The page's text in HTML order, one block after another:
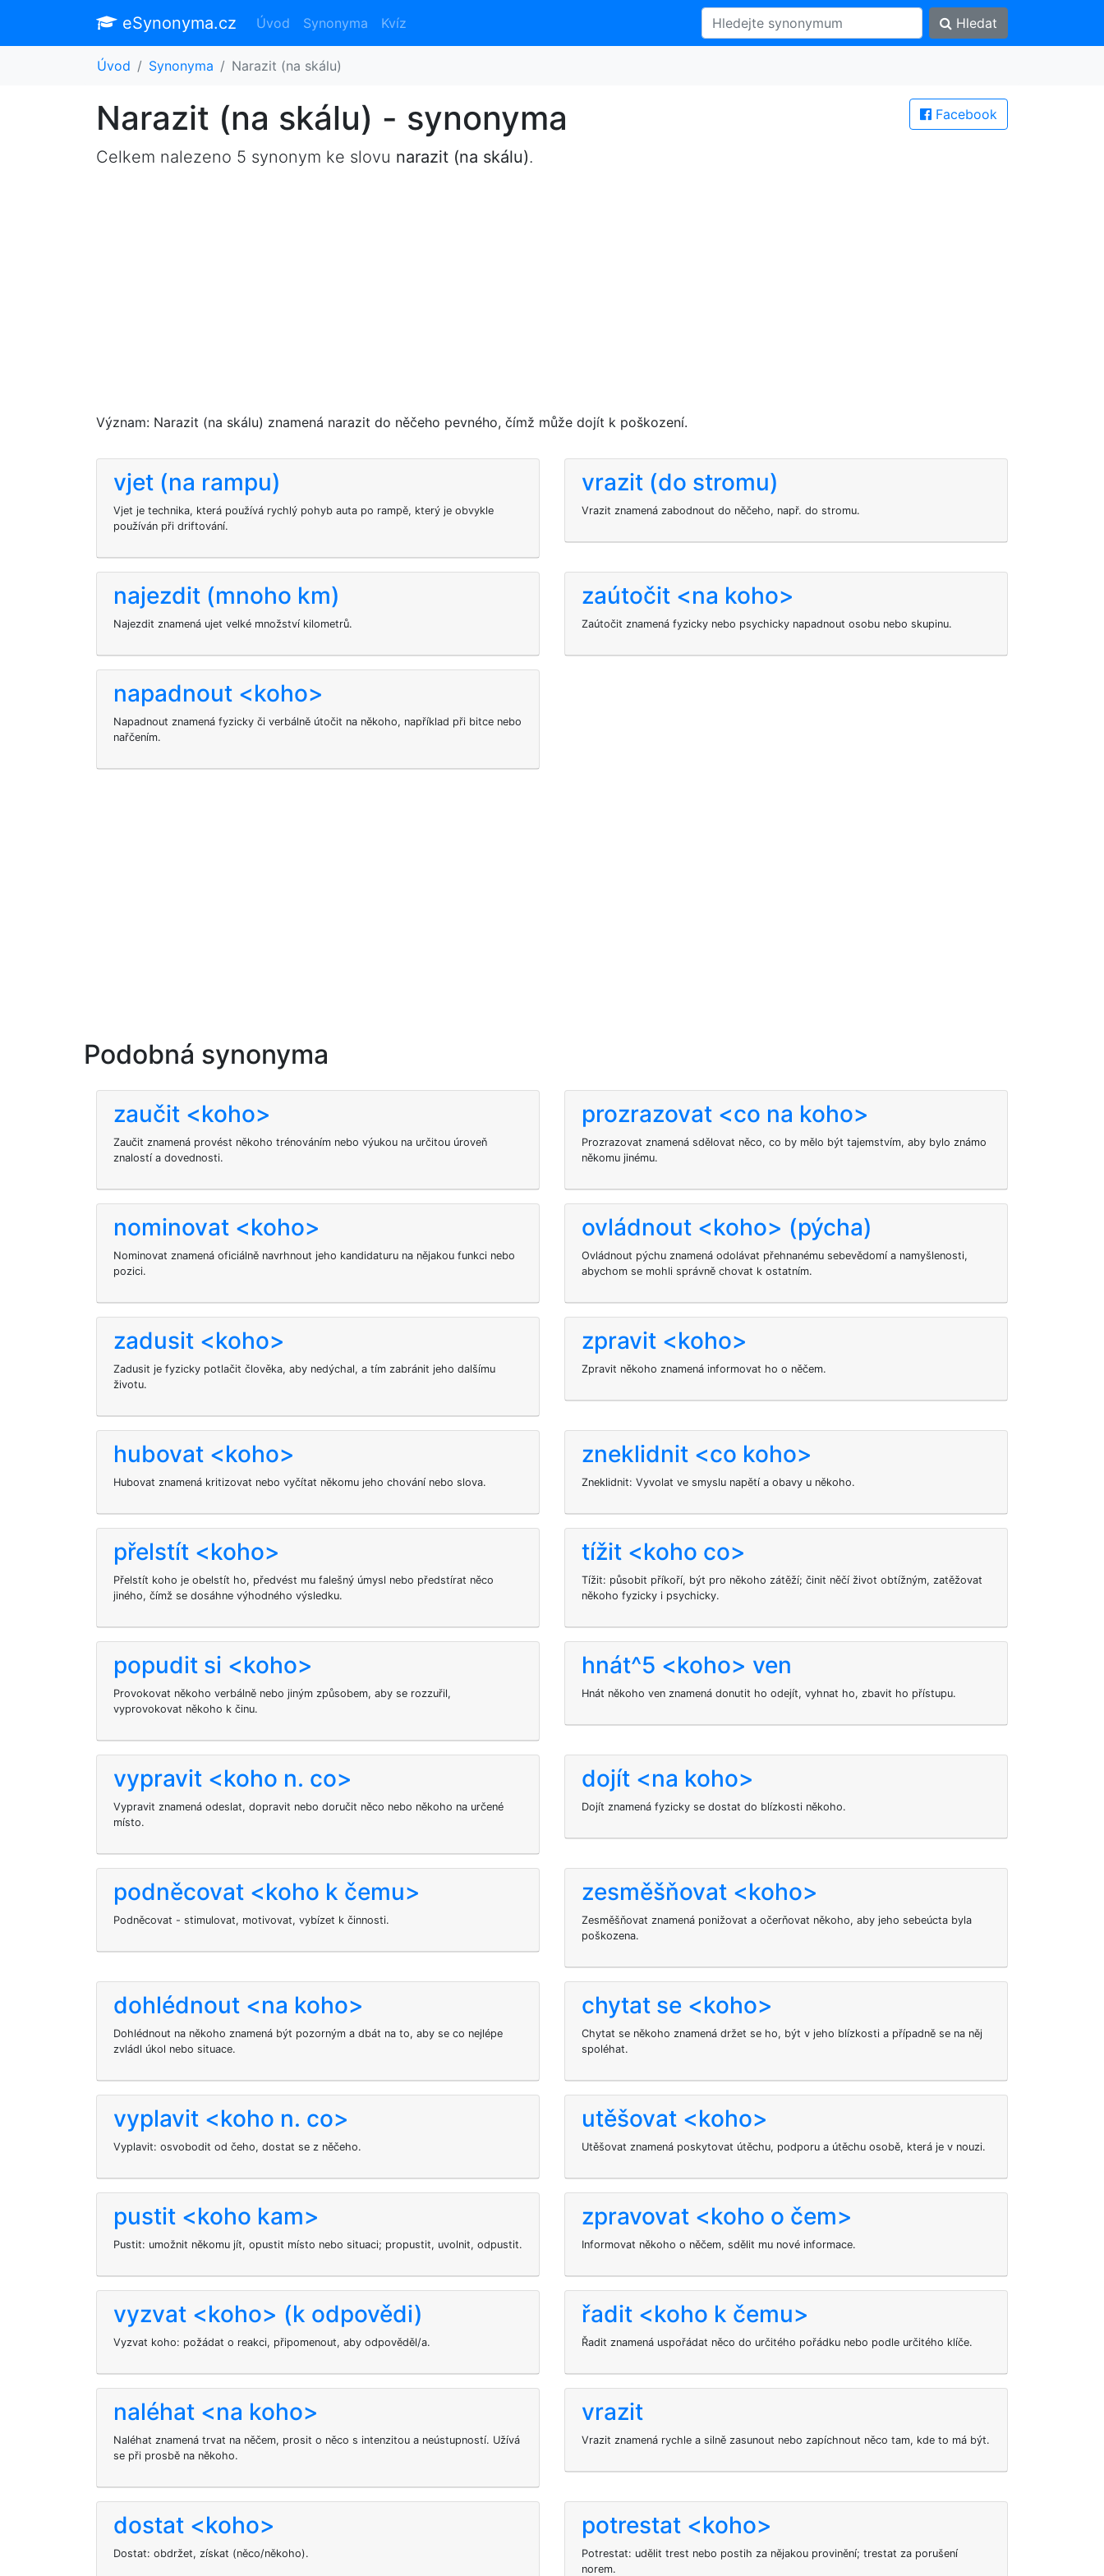
eSynonyma.cz Úvod Synonyma Kvíz Hledat
Úvod Synonyma Narazit (na skálu)
Facebook
Narazit (na skálu) - synonyma
Celkem nalezeno 5 synonym ke slovu narazit (na skálu).
Význam: Narazit (na skálu) znamená narazit do něčeho pevného, čímž může dojít k poškození.
vjet (na rampu)
Vjet je technika, která používá rychlý pohyb auta po rampě, který je obvykle
používán při driftování.
vrazit (do stromu)
Vrazit znamená zabodnout do něčeho, např. do stromu.
najezdit (mnoho km)
Najezdit znamená ujet velké množství kilometrů.
zaútočit <na koho>
Zaútočit znamená fyzicky nebo psychicky napadnout osobu nebo skupinu.
napadnout <koho>
Napadnout znamená fyzicky či verbálně útočit na někoho, například při bitce nebo
nařčením.
Podobná synonyma
zaučit <koho>
Zaučit znamená provést někoho trénováním nebo výukou na určitou úroveň
znalostí a dovednosti.
prozrazovat <co na koho>
Prozrazovat znamená sdělovat něco, co by mělo být tajemstvím, aby bylo známo
někomu jinému.
nominovat <koho>
Nominovat znamená oficiálně navrhnout jeho kandidaturu na nějakou funkci nebo
pozici.
ovládnout <koho> (pýcha)
Ovládnout pýchu znamená odolávat přehnanému sebevědomí a namyšlenosti,
abychom se mohli správně chovat k ostatním.
zadusit <koho>
Zadusit je fyzicky potlačit člověka, aby nedýchal, a tím zabránit jeho dalšímu
životu.
zpravit <koho>
Zpravit někoho znamená informovat ho o něčem.
hubovat <koho>
Hubovat znamená kritizovat nebo vyčítat někomu jeho chování nebo slova.
zneklidnit <co koho>
Zneklidnit: Vyvolat ve smyslu napětí a obavy u někoho.
přelstít <koho>
Přelstít koho je obelstít ho, předvést mu falešný úmysl nebo předstírat něco
jiného, čímž se dosáhne výhodného výsledku.
tížit <koho co>
Tížit: působit příkoří, být pro někoho zátěží; činit něčí život obtížným, zatěžovat
někoho fyzicky i psychicky.
popudit si <koho>
Provokovat někoho verbálně nebo jiným způsobem, aby se rozzuřil,
vyprovokovat někoho k činu.
hnát^5 <koho> ven
Hnát někoho ven znamená donutit ho odejít, vyhnat ho, zbavit ho přístupu.
vypravit <koho n. co>
Vypravit znamená odeslat, dopravit nebo doručit něco nebo někoho na určené
místo.
dojít <na koho>
Dojít znamená fyzicky se dostat do blízkosti někoho.
podněcovat <koho k čemu>
Podněcovat - stimulovat, motivovat, vybízet k činnosti.
zesměšňovat <koho>
Zesměšňovat znamená ponižovat a očerňovat někoho, aby jeho sebeúcta byla
poškozena.
dohlédnout <na koho>
Dohlédnout na někoho znamená být pozorným a dbát na to, aby se co nejlépe
zvládl úkol nebo situace.
chytat se <koho>
Chytat se někoho znamená držet se ho, být v jeho blízkosti a případně se na něj
spoléhat.
vyplavit <koho n. co>
Vyplavit: osvobodit od čeho, dostat se z něčeho.
utěšovat <koho>
Utěšovat znamená poskytovat útěchu, podporu a útěchu osobě, která je v nouzi.
pustit <koho kam>
Pustit: umožnit někomu jít, opustit místo nebo situaci; propustit, uvolnit, odpustit.
zpravovat <koho o čem>
Informovat někoho o něčem, sdělit mu nové informace.
vyzvat <koho> (k odpovědi)
Vyzvat koho: požádat o reakci, připomenout, aby odpověděl/a.
řadit <koho k čemu>
Řadit znamená uspořádat něco do určitého pořádku nebo podle určitého klíče.
naléhat <na koho>
Naléhat znamená trvat na něčem, prosit o něco s intenzitou a neústupností. Užívá
se při prosbě na někoho.
vrazit
Vrazit znamená rychle a silně zasunout nebo zapíchnout něco tam, kde to má být.
dostat <koho>
Dostat: obdržet, získat (něco/někoho).
potrestat <koho>
Potrestat: udělit trest nebo postih za nějakou provinění; trestat za porušení
norem.